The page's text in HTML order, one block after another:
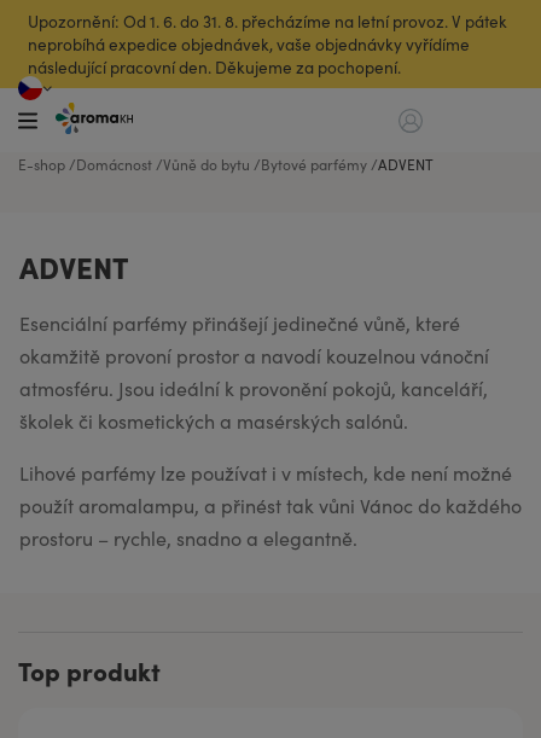
Upozornění: Od 1. 6. do 31. 8. přecházíme na letní provoz. V pátek
neprobíhá expedice objednávek, vaše objednávky vyřídíme
následující pracovní den. Děkujeme za pochopení.
E-shop Domácnost Vůně do bytu Bytové parfémy ADVENT
ADVENT
Esenciální parfémy přinášejí jedinečné vůně, které
okamžitě provoní prostor a navodí kouzelnou vánoční
atmosféru. Jsou ideální k provonění pokojů, kanceláří,
školek či kosmetických a masérských salónů.
Lihové parfémy lze používat i v místech, kde není možné
použít aromalampu, a přinést tak vůni Vánoc do každého
prostoru – rychle, snadno a elegantně.
Top produkt